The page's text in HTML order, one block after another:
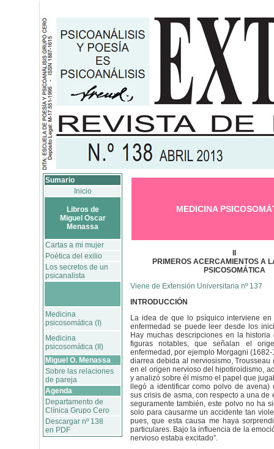
Sumario
Inicio
Libros de
Miguel Oscar
Menassa
Cartas a mi mujer
Poética del exilio
Los secretos de un
psicanalista
Medicina
psicosomática (I)
Medicina
psicosomática (II)
Miguel O. Menassa
Sobre las relaciones
de pareja
Agenda
Departamento de
Clínica Grupo Cero
Descargar nº 138
en PDF
MEDICINA
PRIMEROS ACERCAMIENTOS A
PSICOSOMÁTICA
Viene de Extensión Universitaria nº 137
INTRODUCCIÓN
La idea de que lo psíquico interviene
enfermedad se puede leer desde los
Hay muchas descripciones en la
figuras notables, que señalan el
enfermedad, por ejemplo Morgagni
diarrea debida al nerviosismo, Trousseau
en el origen nervioso del hipotiroidismo,
y analizó sobre él mismo el papel que
llegó a identificar como polvo de
sus crisis de asma, con respecto a una de
seguramente también, este polvo no ha
solo para causarme un accidente tan
pues, que esta causa me haya
particulares. Bajo la influencia de la
nervioso estaba excitado”.